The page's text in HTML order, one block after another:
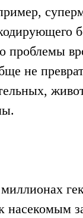
проблемы
не
насекомым